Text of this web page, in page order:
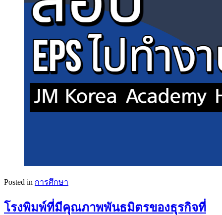
Posted in การศึกษา
โรงพิมพ์ที่มีคุณภาพพันธมิตรของธุรกิจที่